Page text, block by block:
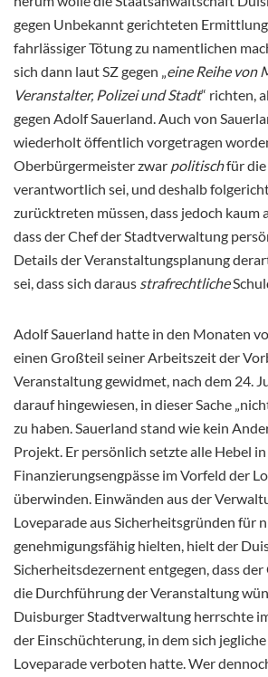
gegen Unbekannt gerichteten
fahrlässiger Tötung zu namentlichen
sich dann laut SZ gegen „eine Reihe von
Veranstalter, Polizei und Stadt“ richten,
gegen Adolf Sauerland. Auch von
wiederholt öffentlich vorgetragen
Oberbürgermeister zwar politischfür die
verantwortlich sei, und deshalb
zurücktreten müssen, dass jedoch kaum
dass der Chef der Stadtverwaltung
Details der Veranstaltungsplanung
sei, dass sich daraus strafrechtliche
Adolf Sauerland hatte in den Monaten
einen Großteil seiner Arbeitszeit der
Veranstaltung gewidmet, nach dem 24.
darauf hingewiesen, in dieser Sache
zu haben. Sauerland stand wie kein
Projekt. Er persönlich setzte alle Hebel
Finanzierungsengpässe im Vorfeld der
überwinden. Einwänden aus der
Loveparade aus Sicherheitsgründen für
genehmigungsfähig hielten, hielt der
Sicherheitsdezernent entgegen, dass
die Durchführung der Veranstaltung
Duisburger Stadtverwaltung herrschte
der Einschüchterung, in dem sich
Loveparade verboten hatte. Wer